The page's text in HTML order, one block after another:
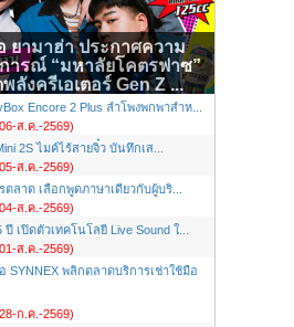
ยามาฮ่า ประกาศความ
ารณ์ “มหาลัยโคตรฟาซ”
ลังครีเอเตอร์ Gen Z ...
Encore 2 Plus ลำโพงพกพาสำห...
ส.ค.-2569)
2S ไมค์ไร้สายจิ๋ว บันทึกเส...
ส.ค.-2569)
ลาด เลือกพูดภาษาเดียวกับผู้บริ...
ส.ค.-2569)
เปิดตัวเทคโนโลยี Live Sound ใ...
ส.ค.-2569)
SYNNEX พลิกตลาดบริการเช่าใช้มือ
ก.ค.-2569)